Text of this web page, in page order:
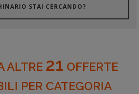
STAI CERCANDO?
ALTRE 21 OFFERTE
PER CATEGORIA